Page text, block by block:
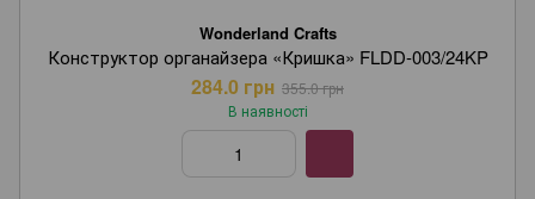
Wonderland Crafts
Конструктор органайзера «Кришка» FLDD-003/24KP
284.0 грн 355.0 грн
В наявності